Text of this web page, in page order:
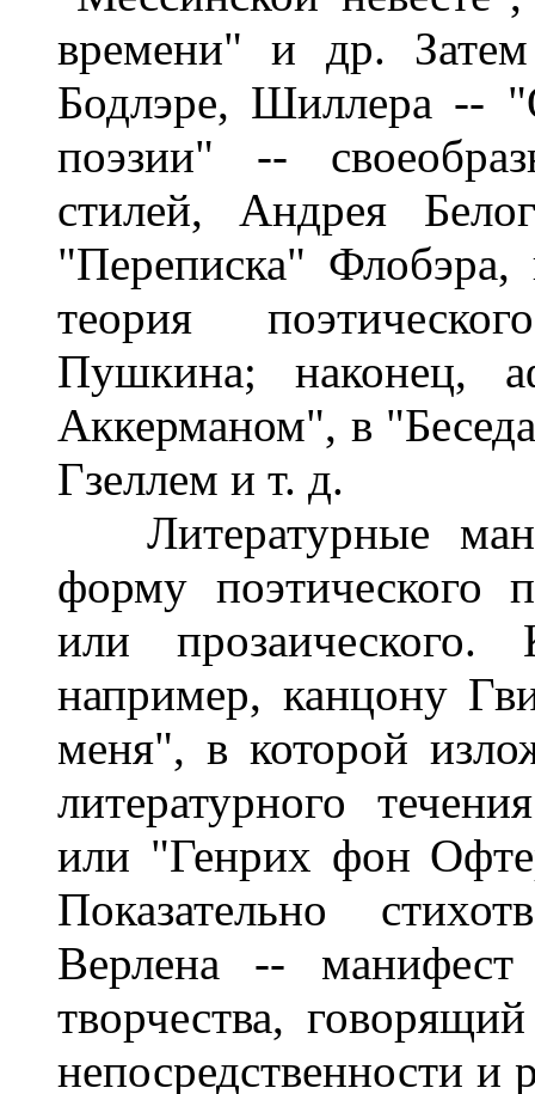
времени" и др.
Бодлэре, Шиллера --
поэзии" --
стилей, Андрея
"Переписка" Флобэра,
теория
Пушкина; наконец,
Аккерманом", в
Гзеллем и т. д.
Литературные
форму поэтического
или
например, канцону
меня", в которой
литературного
или "Генрих фон
Показательно
Верлена -- манифест
творчества,
непосредственности